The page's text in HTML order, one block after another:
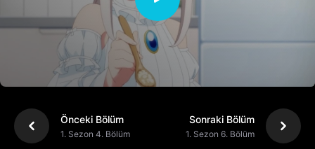
Önceki Bölüm
1. Sezon 4. Bölüm
Sonraki Bölüm
1. Sezon 6. Bölüm